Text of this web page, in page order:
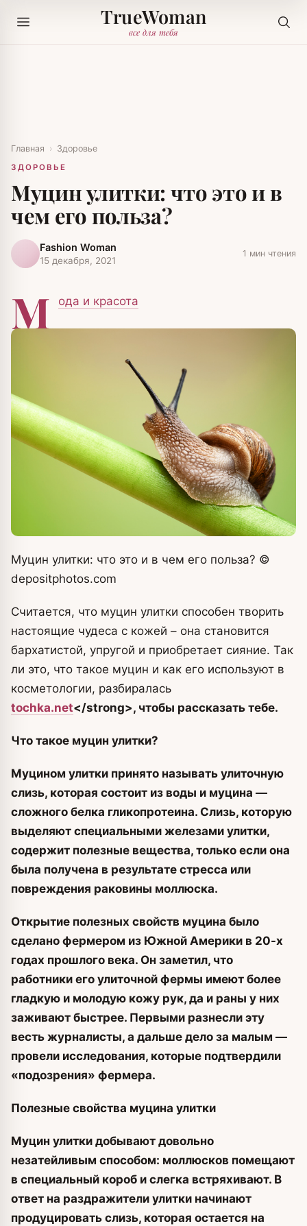
TrueWoman
все для тебя
Главная › Здоровье
ЗДОРОВЬЕ
Муцин улитки: что это и в
чем его польза?
Fashion Woman
15 декабря, 2021
1 мин чтения
М ода и красота
Муцин улитки: что это и в чем его польза? ©
depositphotos.com
Считается, что муцин улитки способен творить
настоящие чудеса с кожей – она становится
бархатистой, упругой и приобретает сияние. Так
ли это, что такое муцин и как его используют в
косметологии, разбиралась
tochka.net</strong>, чтобы рассказать тебе.
Что такое муцин улитки?
Муцином улитки принято называть улиточную
слизь, которая состоит из воды и муцина —
сложного белка гликопротеина. Слизь, которую
выделяют специальными железами улитки,
содержит полезные вещества, только если она
была получена в результате стресса или
повреждения раковины моллюска.
Открытие полезных свойств муцина было
сделано фермером из Южной Америки в 20-х
годах прошлого века. Он заметил, что
работники его улиточной фермы имеют более
гладкую и молодую кожу рук, да и раны у них
заживают быстрее. Первыми разнесли эту
весть журналисты, а дальше дело за малым —
провели исследования, которые подтвердили
«подозрения» фермера.
Полезные свойства муцина улитки
Муцин улитки добывают довольно
незатейливым способом: моллюсков помещают
в специальный короб и слегка встряхивают. В
ответ на раздражители улитки начинают
продуцировать слизь, которая остается на